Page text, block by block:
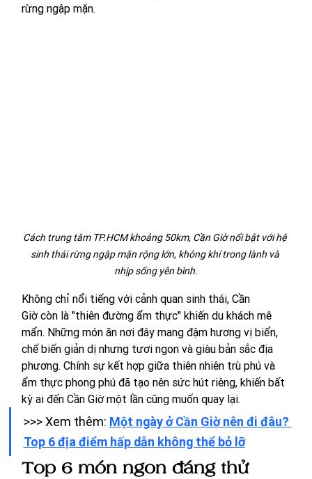
rừng ngập mặn.
Cách trung tâm TP.HCM khoảng 50km, Cần Giờ nổi bật với hệ
sinh thái rừng ngập mặn rộng lớn, không khí trong lành và
nhịp sống yên bình.
Không chỉ nổi tiếng với cảnh quan sinh thái, Cần
Giờ còn là "thiên đường ẩm thực" khiến du khách mê
mẩn. Những món ăn nơi đây mang đậm hương vị biển,
chế biến giản dị nhưng tươi ngon và giàu bản sắc địa
phương. Chính sự kết hợp giữa thiên nhiên trù phú và
ẩm thực phong phú đã tạo nên sức hút riêng, khiến bất
kỳ ai đến Cần Giờ một lần cũng muốn quay lại.
>>> Xem thêm: Một ngày ở Cần Giờ nên đi đâu?
Top 6 địa điểm hấp dẫn không thể bỏ lỡ
Top 6 món ngon đáng thử